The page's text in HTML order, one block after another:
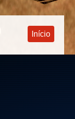
Início